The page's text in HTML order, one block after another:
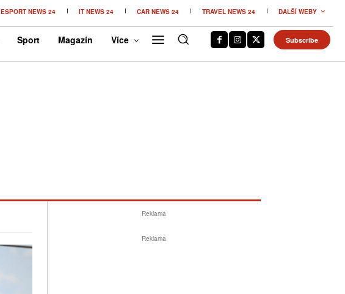
ESPORT NEWS 24 IT NEWS 24 CAR NEWS 24 TRAVEL NEWS 24 DALŠÍ WEBY
Sport Magazín Více Subscribe
Reklama
Reklama